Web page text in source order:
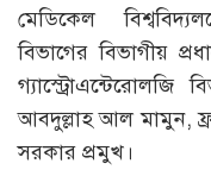
মেডিকেল
বিভাগের বিভাগীয়
আবদুল্লাহ আল মামুন,
সরকার প্রমুখ।